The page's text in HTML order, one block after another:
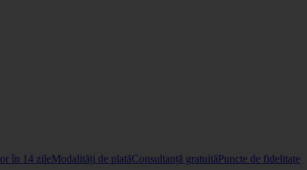
în 14 zileModalități de platăConsultanță gratuităPuncte de fidelitate